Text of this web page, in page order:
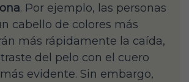
. Por ejemplo, las personas
cabello de colores más
más rápidamente la caída,
del pelo con el cuero
evidente. Sin embargo,